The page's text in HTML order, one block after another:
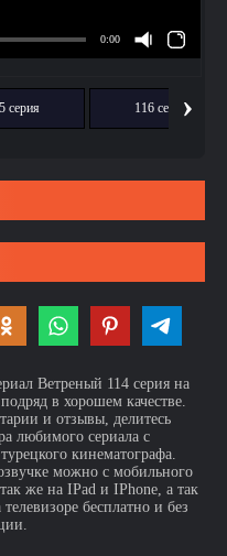
серия 116 серия›
Ветреный 114 серия на
в хорошем качестве.
и отзывы, делитесь
любимого сериала с
кинематографа.
можно с мобильного
же на IPad и IPhone, а так
бесплатно и без